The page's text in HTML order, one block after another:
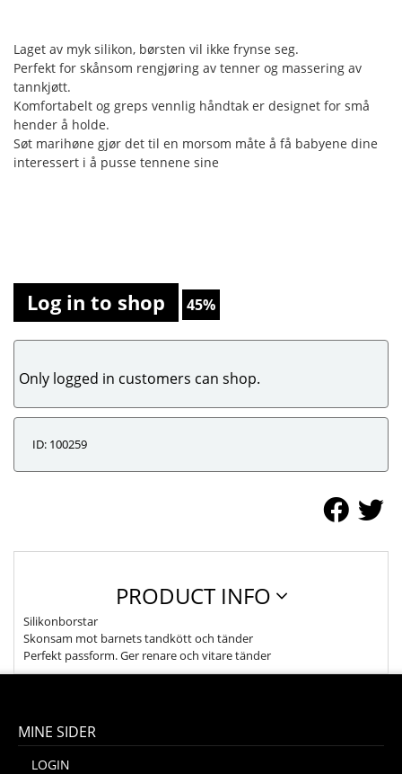
Laget av myk silikon, børsten vil ikke frynse seg.
Perfekt for skånsom rengjøring av tenner og massering av
tannkjøtt.
Komfortabelt og greps vennlig håndtak er designet for små
hender å holde.
Søt marihøne gjør det til en morsom måte å få babyene dine
interessert i å pusse tennene sine
Log in to shop 45%
Only logged in customers can shop.
ID: 100259
PRODUCT INFO
Silikonborstar
Skonsam mot barnets tandkött och tänder
Perfekt passform. Ger renare och vitare tänder
MINE SIDER
LOGIN